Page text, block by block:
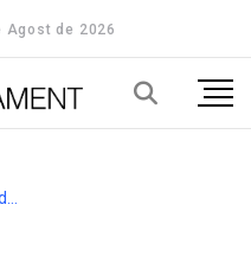
Agost de 2026